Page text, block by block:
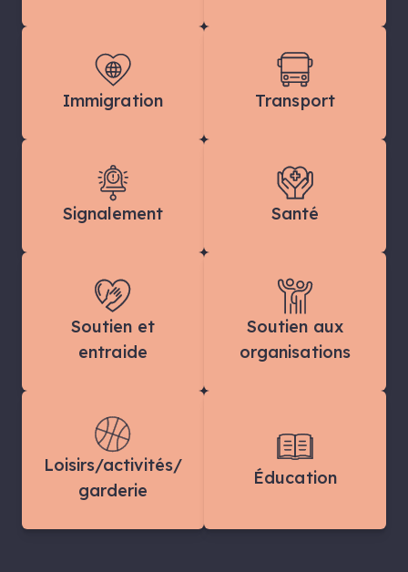
Immigration Transport
Signalement Santé
Soutien et
entraide
Soutien aux
organisations
Loisirs/activités/
garderie
Éducation